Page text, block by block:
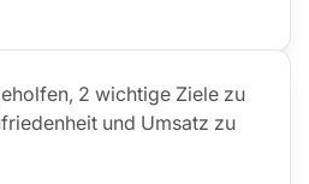
2 wichtige Ziele zu
und Umsatz zu